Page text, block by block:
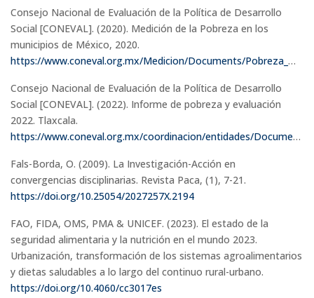
Consejo Nacional de Evaluación de la Política de Desarrollo
Social [CONEVAL]. (2020). Medición de la Pobreza en los
municipios de México, 2020.
https://www.coneval.org.mx/Medicion/Documents/Pobreza_municipal/2020/Presentacion_Pobreza_Municipal_2020.pdf
Consejo Nacional de Evaluación de la Política de Desarrollo
Social [CONEVAL]. (2022). Informe de pobreza y evaluación
2022. Tlaxcala.
https://www.coneval.org.mx/coordinacion/entidades/Documentos/Informes_pobreza_evaluacion_2022/Tlaxcala.pdf
Fals-Borda, O. (2009). La Investigación-Acción en
convergencias disciplinarias. Revista Paca, (1), 7-21.
https://doi.org/10.25054/2027257X.2194
FAO, FIDA, OMS, PMA & UNICEF. (2023). El estado de la
seguridad alimentaria y la nutrición en el mundo 2023.
Urbanización, transformación de los sistemas agroalimentarios
y dietas saludables a lo largo del continuo rural-urbano.
https://doi.org/10.4060/cc3017es